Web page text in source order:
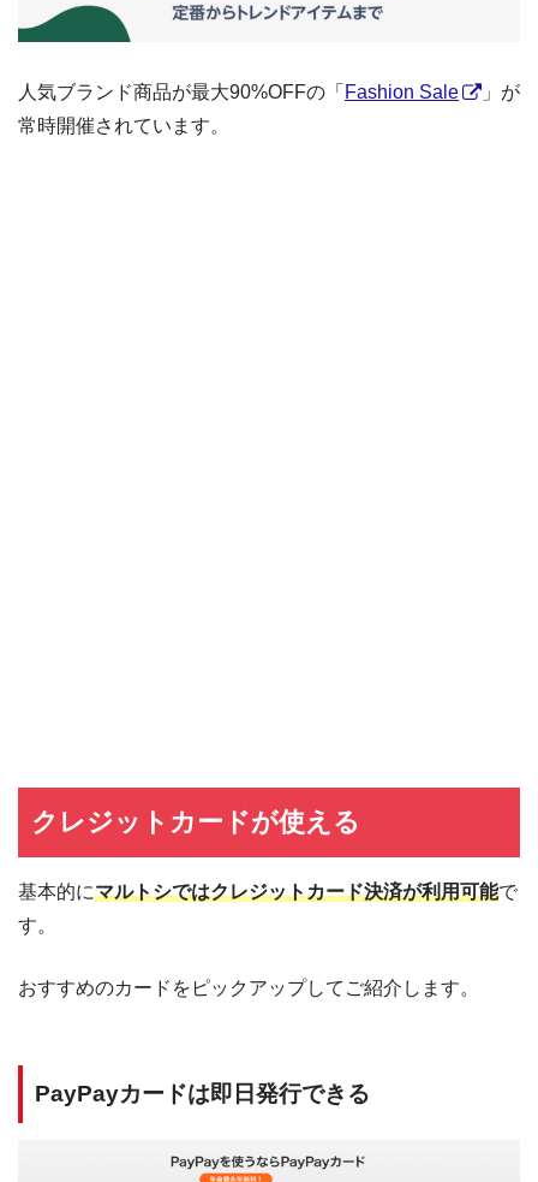
人気ブランド商品が最大90%OFFの「 Fashion Sale
」が
常時開催されています。
クレジットカードが使える
基本的にマルトシではクレジットカード決済が利用可能で
す。
おすすめのカードをピックアップしてご紹介します。
PayPayカードは即日発行できる